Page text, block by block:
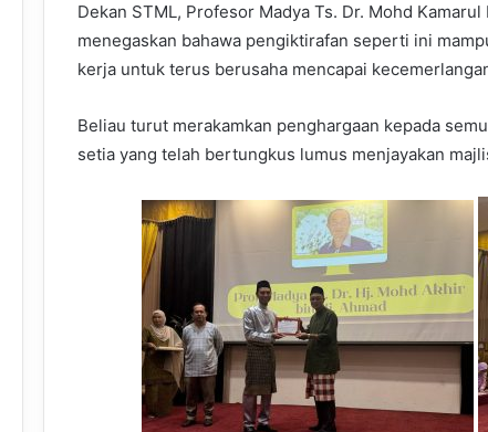
Dekan STML, Profesor Madya Ts. Dr. Mohd
menegaskan bahawa pengiktirafan seperti ini
kerja untuk terus berusaha mencapai
Beliau turut merakamkan penghargaan kepada
setia yang telah bertungkus lumus menjayakan